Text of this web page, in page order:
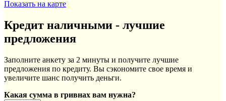
Показать на карте
Кредит наличными - лучшие
предложения
Заполните анкету за 2 минуты и получите лучшие
предложения по кредиту. Вы сэкономите свое время и
увеличите шанс получить деньги.
Какая сумма в гривнах вам нужна?